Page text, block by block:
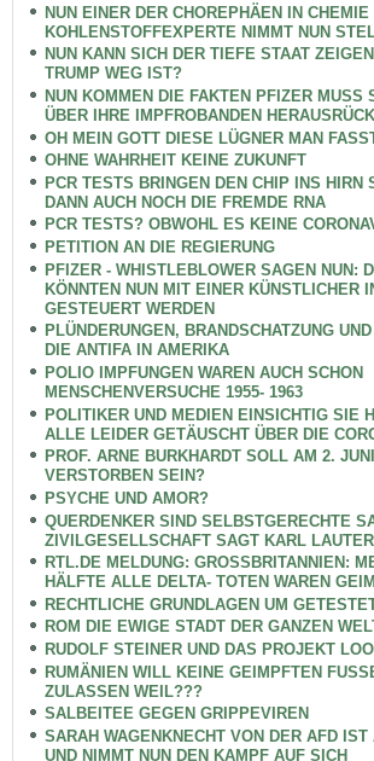
NUN EINER DER CHOREPHÄEN IN
KOHLENSTOFFEXPERTE NIMMT NUN
NUN KANN SICH DER TIEFE STAAT
TRUMP WEG IST?
NUN KOMMEN DIE FAKTEN PFIZER MUSS
ÜBER IHRE IMPFROBANDEN
OH MEIN GOTT DIESE LÜGNER MAN
OHNE WAHRHEIT KEINE ZUKUNFT
PCR TESTS BRINGEN DEN CHIP INS HIRN
DANN AUCH NOCH DIE FREMDE RNA
PCR TESTS? OBWOHL ES KEINE
PETITION AN DIE REGIERUNG
PFIZER - WHISTLEBLOWER SAGEN NUN:
KÖNNTEN NUN MIT EINER KÜNSTLICHER
GESTEUERT WERDEN
PLÜNDERUNGEN, BRANDSCHATZUNG
DIE ANTIFA IN AMERIKA
POLIO IMPFUNGEN WAREN AUCH SCHON
MENSCHENVERSUCHE 1955- 1963
POLITIKER UND MEDIEN EINSICHTIG SIE
ALLE LEIDER GETÄUSCHT ÜBER DIE
PROF. ARNE BURKHARDT SOLL AM 2.
VERSTORBEN SEIN?
PSYCHE UND AMOR?
QUERDENKER SIND SELBSTGERECHTE
ZIVILGESELLSCHAFT SAGT KARL
RTL.DE MELDUNG: GROSSBRITANNIEN:
HÄLFTE ALLE DELTA- TOTEN WAREN
RECHTLICHE GRUNDLAGEN UM
ROM DIE EWIGE STADT DER GANZEN
RUDOLF STEINER UND DAS PROJEKT
RUMÄNIEN WILL KEINE GEIMPFTEN
ZULASSEN WEIL???
SALBEITEE GEGEN GRIPPEVIREN
SARAH WAGENKNECHT VON DER AFD IST
UND NIMMT NUN DEN KAMPF AUF SICH